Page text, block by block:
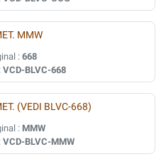
MMW
: 668
VCD-BLVC-668
(VEDI BLVC-668)
: MMW
VCD-BLVC-MMW